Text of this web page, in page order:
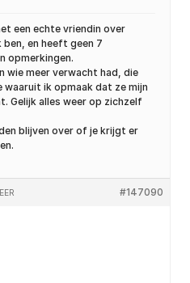
een echte vriendin over
ben, en heeft geen 7
opmerkingen.
wie meer verwacht had, die
ik opmaak dat ze mijn
Gelijk alles weer op zichzelf
blijven over of je krijgt er
#147090